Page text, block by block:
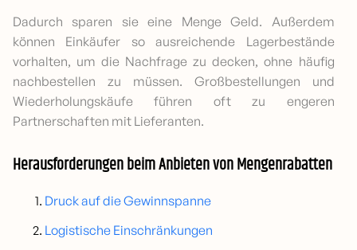
Dadurch sparen sie eine Menge Geld. Außerdem
können Einkäufer so ausreichende Lagerbestände
vorhalten, um die Nachfrage zu decken, ohne häufig
nachbestellen zu müssen. Großbestellungen und
Wiederholungskäufe führen oft zu engeren
Partnerschaften mit Lieferanten.
Herausforderungen beim Anbieten von Mengenrabatten
Druck auf die Gewinnspanne
Logistische Einschränkungen